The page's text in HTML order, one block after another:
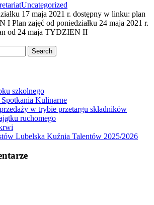
Uncategorized
17 maja 2021 r. dostępny w linku: plan
I Plan zajęć od poniedziałku 24 maja 2021 r.
od 24 maja TYDZIEN II
szkolnego
Kulinarne
w trybie przetargu składników
ruchomego
Lubelska Kuźnia Talentów 2025/2026